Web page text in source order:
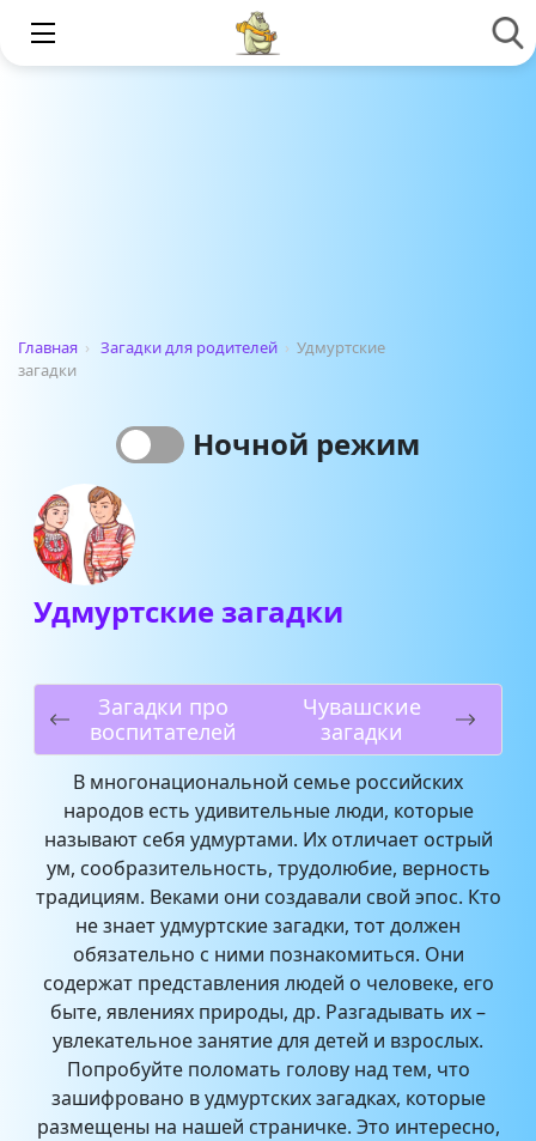
Главная › Загадки для родителей › Удмуртские
загадки
Ночной режим
Удмуртские загадки
Загадки про
воспитателей
Чувашские
загадки
В многонациональной семье российских
народов есть удивительные люди, которые
называют себя удмуртами. Их отличает острый
ум, сообразительность, трудолюбие, верность
традициям. Веками они создавали свой эпос. Кто
не знает удмуртские загадки, тот должен
обязательно с ними познакомиться. Они
содержат представления людей о человеке, его
быте, явлениях природы, др. Разгадывать их –
увлекательное занятие для детей и взрослых.
Попробуйте поломать голову над тем, что
зашифровано в удмуртских загадках, которые
размещены на нашей страничке. Это интересно,